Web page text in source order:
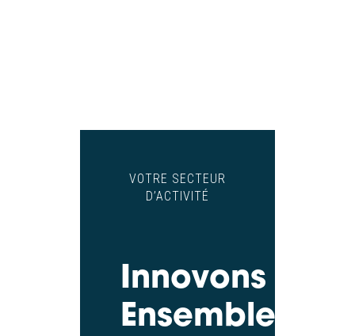
VOTRE SECTEUR
D’ACTIVITÉ
Innovons
Ensemble